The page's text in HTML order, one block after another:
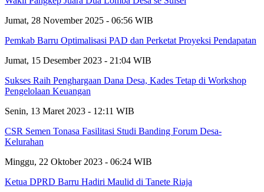
Jumat, 28 November 2025 - 06:56 WIB
Pemkab Barru Optimalisasi PAD dan Perketat Proyeksi Pendapatan
Jumat, 15 Desember 2023 - 21:04 WIB
Sukses Raih Penghargaan Dana Desa, Kades Tetap di Workshop
Pengelolaan Keuangan
Senin, 13 Maret 2023 - 12:11 WIB
CSR Semen Tonasa Fasilitasi Studi Banding Forum Desa-
Kelurahan
Minggu, 22 Oktober 2023 - 06:24 WIB
Ketua DPRD Barru Hadiri Maulid di Tanete Riaja